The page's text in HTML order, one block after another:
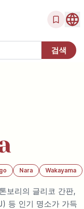
Nara Wakayama
보리의 글리코 간판,
등 인기 명소가 가득